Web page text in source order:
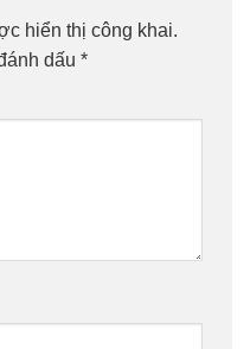
hiển thị công khai.
dấu *